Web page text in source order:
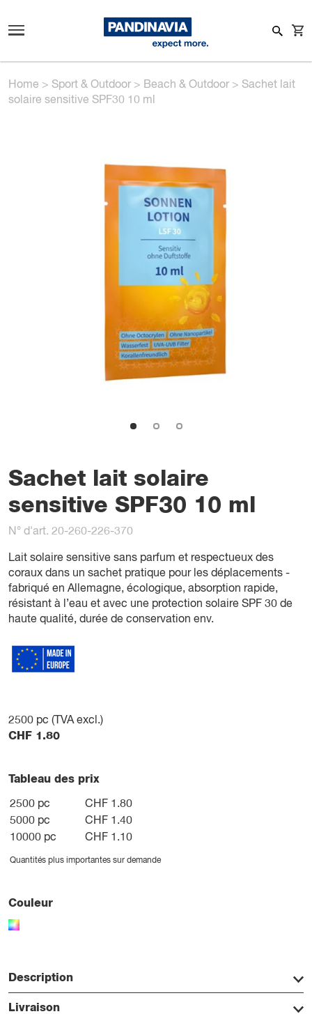
Home > Sport & Outdoor> Beach & Outdoor> Sachet lait
solaire sensitive SPF30 10 ml
Sachet lait solaire
sensitive SPF30 10 ml
N° d'art. 20-260-226-370
Lait solaire sensitive sans parfum et respectueux des
coraux dans un sachet pratique pour les déplacements -
fabriqué en Allemagne, écologique, absorption rapide,
résistant à l’eau et avec une protection solaire SPF 30 de
haute qualité, durée de conservation env.
2500 pc (TVA excl.)
CHF 1.80
Tableau des prix
2500 pc
CHF 1.80
5000 pc
CHF 1.40
10000 pc
CHF 1.10
Quantités plus importantes sur demande
Couleur
Description
Livraison